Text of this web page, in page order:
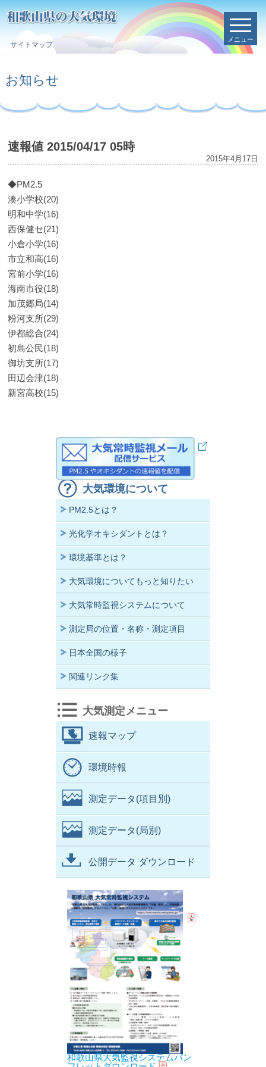
サイトマップ
メニュー
お知らせ
速報値 2015/04/17 05時
2015年4月17日
◆PM2.5
湊小学校(20)
明和中学(16)
西保健セ(21)
小倉小学(16)
市立和高(16)
宮前小学(16)
海南市役(18)
加茂郷局(14)
粉河支所(29)
伊都総合(24)
初島公民(18)
御坊支所(17)
田辺会津(18)
新宮高校(15)
大気環境について
PM2.5とは？
光化学オキシダントとは？
環境基準とは？
大気環境についてもっと知りたい
大気常時監視システムについて
測定局の位置・名称・測定項目
日本全国の様子
関連リンク集
大気測定メニュー
速報マップ
環境時報
測定データ(項目別)
測定データ(局別)
公開データ ダウンロード
和歌山県大気監視システムパン